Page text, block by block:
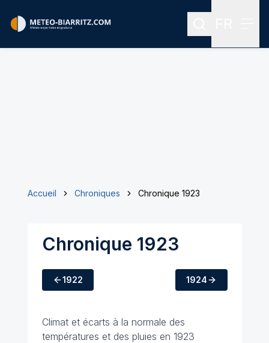
Rechercher
Accueil Chroniques Chronique 1923
Chronique 1923
1922 1924
Climat et écarts à la normale des
températures et des pluies en 1923